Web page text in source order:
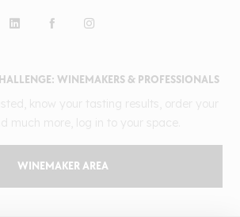
WINEMAKERS & PROFESSIONALS
WINEMAKER AREA